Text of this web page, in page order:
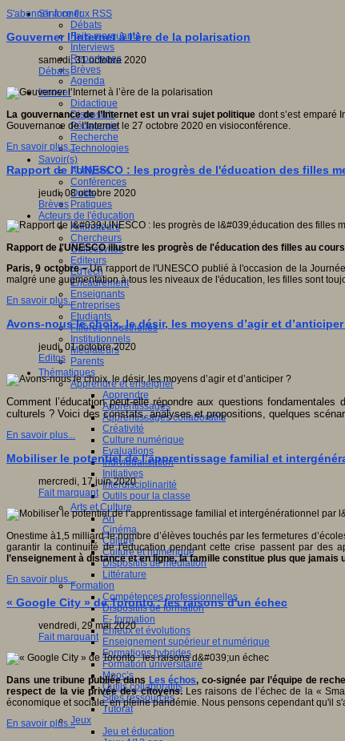
S'informer
Débats
Faits marquants
Interviews
Reportages
Brèves
Agenda
Innover
Didactique
Dispositifs
Pédagogie
Recherche
Technologies
Savoir(s)
Analyses
Conférences
Outils
Pratiques
Acteurs de l'éducation
Animateurs
Chercheurs
Collectivités
Editeurs
EdTech
Encadrement
Enseignants
Entreprises
Etudiants
Filières industrielles
Institutionnels
Médiateurs
Parents
Thématiques
Apprendre et enseigner
Apprendre
Apprentissages
Apprentissages collaboratifs
Créativité
Culture numérique
Evaluations
Individualisation
Initiatives
Interdisciplinarité
Outils pour la classe
Arts et Culture
Art
Cinéma
Culture
Culture et numérique
Dispositifs de médiation
Littérature
Formation
Compétences professionnelles
Dispositifs de formation
E- formation
Enjeux et évolutions
Enseignement supérieur et numérique
Formations hybrides
Formation universitaire
Mooc’s
Outils collaboratifs
Sites ressources
Tutorat
Jeux
Jeu et éducation
S'abonner à ce flux RSS
Gouverner l’Internet à l’ère de la polarisation
samedi, 31 octobre 2020
Débats
La gouvernance de l’Internet est un vrai sujet politique dont s’est emparé
Gouvernance de l’Internet le 27 octobre 2020 en visioconférence.
En savoir plus...
Rapport de l'UNESCO : les progrès de l'éducation des filles
jeudi, 08 octobre 2020
Brèves
Rapport de l'UNESCO illustre les progrès de l'éducation des filles au
Paris, 9 octobre –Un rapport de l'UNESCO publié à l'occasion de la
malgré une augmentation à tous les niveaux de l'éducation, les filles sont
En savoir plus...
Avons-nous le choix, le désir, les moyens d’agir et d’anticiper
jeudi, 01 octobre 2020
Editos
Comment l’éducation peut-elle répondre aux questions
culturels ? Voici des constats, analyses et propositions, quelques
En savoir plus...
Mobiliser le potentiel de l’apprentissage familial et
mercredi, 17 juin 2020
Fait marquant
Onestime à1,5 milliard le nombre d’élèves touchés par les fermetures
garantir la continuité de l'éducation pendant cette crise passent par des
l’enseignement à distance et en ligne, la famille constitue plus que
En savoir plus...
« Google City » de Toronto : les raisons d'un échec
vendredi, 29 mai 2020
Fait marquant
Dans une tribune publiée dans Les échos, co-signée par l’équipe de
respect de la vie privée des citoyens.Les raisons de l’échec de la «
économique et sociale, en pleine pandémie. Nous pensons cependant qu'il
En savoir plus...